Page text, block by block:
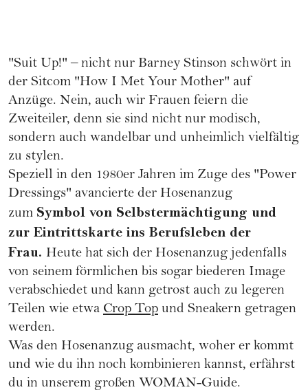
"Suit Up!" – nicht nur Barney Stinson schwört in
der Sitcom "How I Met Your Mother" auf
Anzüge. Nein, auch wir Frauen feiern die
Zweiteiler, denn sie sind nicht nur modisch,
sondern auch wandelbar und unheimlich vielfältig
zu stylen.
Speziell in den 1980er Jahren im Zuge des "Power
Dressings" avancierte der Hosenanzug
zum Symbol von Selbstermächtigung und
zur Eintrittskarte ins Berufsleben der
Frau. Heute hat sich der Hosenanzug jedenfalls
von seinem förmlichen bis sogar biederen Image
verabschiedet und kann getrost auch zu legeren
Teilen wie etwa Crop Top und Sneakern getragen
werden.
Was den Hosenanzug ausmacht, woher er kommt
und wie du ihn noch kombinieren kannst, erfährst
du in unserem großen WOMAN-Guide.